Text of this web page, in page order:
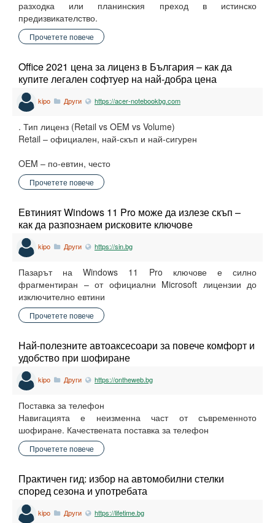
разходка или планинския преход в истинско
предизвикателство.
Прочетете повече
Office 2021 цена за лиценз в България – как да
купите легален софтуер на най-добра цена
kipo Други https://acer-notebookbg.com
. Тип лиценз (Retail vs OEM vs Volume)
Retail – официален, най-скъп и най-сигурен
OEM – по-евтин, често
Прочетете повече
Евтиният Windows 11 Pro може да излезе скъп –
как да разпознаем рисковите ключове
kipo Други https://sin.bg
Пазарът на Windows 11 Pro ключове е силно
фрагментиран – от официални Microsoft лицензии до
изключително евтини
Прочетете повече
Най-полезните автоаксесоари за повече комфорт и
удобство при шофиране
kipo Други https://ontheweb.bg
Поставка за телефон
Навигацията е неизменна част от съвременното
шофиране. Качествената поставка за телефон
Прочетете повече
Практичен гид: избор на автомобилни стелки
според сезона и употребата
kipo Други https://lifetime.bg